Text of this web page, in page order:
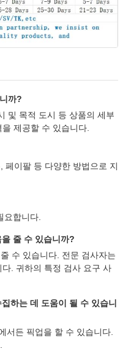
까?
및 목적 도시 등 상품의 세부
제공할 수 있습니다.
페이팔 등 다양한 방법으로 지
요합니다.
줄 수 있습니까?
수 있습니다. 전문 검사자는
. 귀하의 특정 검사 요구 사
하는 데 도움이 될 수 있습니
서든 픽업을 할 수 있습니다.